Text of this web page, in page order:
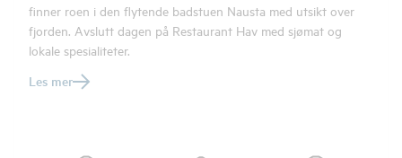
finner roen i den flytende badstuen Nausta med utsikt over
fjorden. Avslutt dagen på Restaurant Hav med sjømat og
lokale spesialiteter.
Les mer